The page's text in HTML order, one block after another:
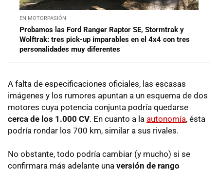
EN MOTORPASIÓN
Probamos las Ford Ranger Raptor SE, Stormtrak y
Wolftrak: tres pick-up imparables en el 4x4 con tres
personalidades muy diferentes
A falta de especificaciones oficiales, las escasas
imágenes y los rumores apuntan a un esquema de dos
motores cuya potencia conjunta podría quedarse
cerca de los 1.000 CV. En cuanto a la autonomía, ésta
podría rondar los 700 km, similar a sus rivales.
No obstante, todo podría cambiar (y mucho) si se
confirmara más adelante una versión de rango